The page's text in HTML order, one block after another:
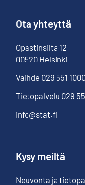
Ota yhteyttä
Opastinsilta 12
00520 Helsinki
Vaihde 029 551 1000
Tietopalvelu 029
info@stat.fi
Kysy meiltä
Neuvonta ja